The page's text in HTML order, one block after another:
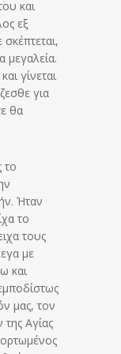
και
εξ
μεγαλεία.
γίνεται
για
θα
το
Ήταν
το
τους
με
και
μας, τον
Αγίας